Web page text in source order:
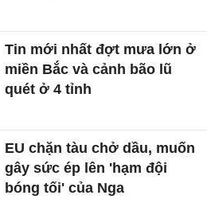
Tin mới nhất đợt mưa lớn ở
miền Bắc và cảnh bão lũ
quét ở 4 tỉnh
EU chặn tàu chở dầu, muốn
gây sức ép lên 'hạm đội
bóng tối' của Nga